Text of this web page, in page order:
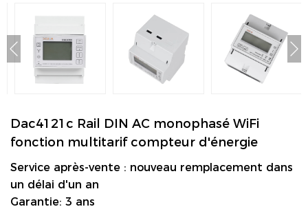
Dac4121c Rail DIN AC monophasé WiFi
fonction multitarif compteur d'énergie
Service après-vente : nouveau remplacement dans
un délai d'un an
Garantie: 3 ans